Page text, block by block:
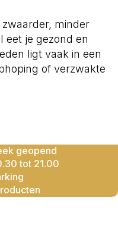
minder
eet je gezond en
ligt vaak in een
of verzwakte
geopend
tot 21.00